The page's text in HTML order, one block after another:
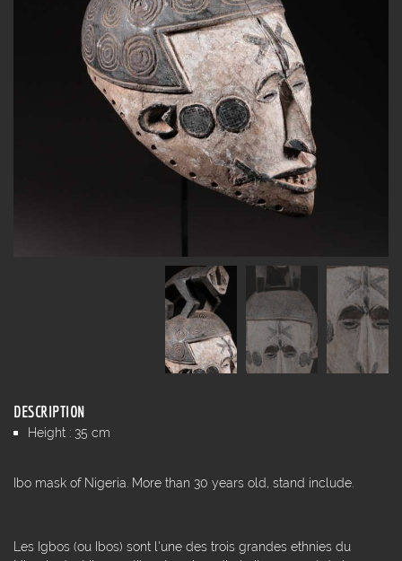
DESCRIPTION
Height : 35 cm
Ibo mask of Nigeria. More than 30 years old, stand include.
Les Igbos (ou Ibos) sont l'une des trois grandes ethnies du